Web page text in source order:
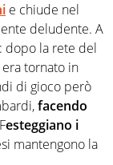
e chiude nel
deludente. A
: dopo la rete del
tornato in
di gioco però
facendo
esteggiano i
mantengono la